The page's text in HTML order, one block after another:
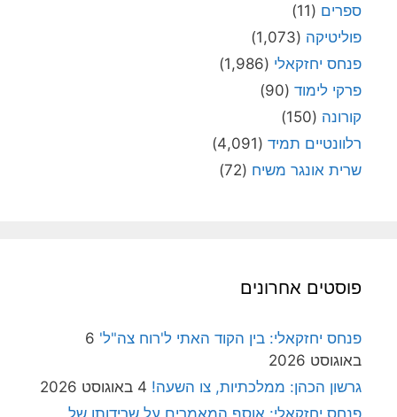
ספרים (11)
פוליטיקה (1,073)
פנחס יחזקאלי (1,986)
פרקי לימוד (90)
קורונה (150)
רלוונטיים תמיד (4,091)
שרית אונגר משיח (72)
פוסטים אחרונים
פנחס יחזקאלי: בין הקוד האתי ל'רוח צה"ל' 6
באוגוסט 2026
גרשון הכהן: ממלכתיות, צו השעה! 4 באוגוסט 2026
פנחס יחזקאלי: אוסף המאמרים על שרידותן של